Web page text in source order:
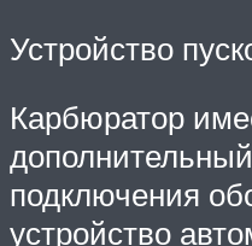
Устройство
Карбюратор
подключения
устройство